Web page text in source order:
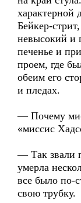
характерной
Бейкер-
невысокий и
печенье и
проем, где
обеим его
и пледах.
— Почему
«миссис
— Так звали
умерла
все было по-
свою трубку.